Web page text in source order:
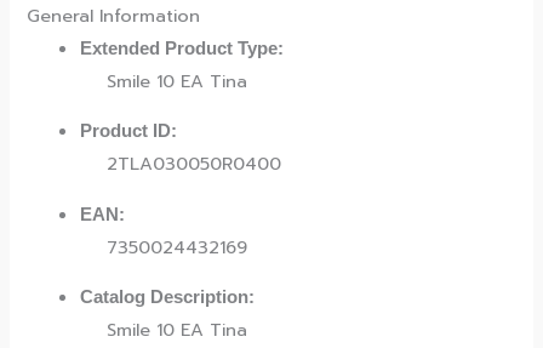
General Information
Extended Product Type:
Smile 10 EA Tina
Product ID:
2TLA030050R0400
EAN:
7350024432169
Catalog Description:
Smile 10 EA Tina